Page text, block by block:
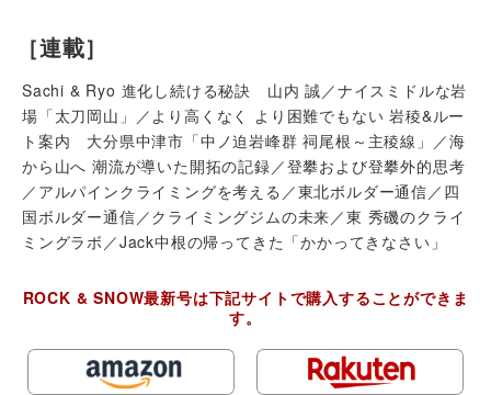
［連載］
Sachi & Ryo 進化し続ける秘訣 山内 誠／ナイスミドルな岩
場「太刀岡山」／より高くなく より困難でもない 岩稜&ルー
ト案内 大分県中津市「中ノ迫岩峰群 祠尾根～主稜線」／海
から山へ 潮流が導いた開拓の記録／登攀および登攀外的思考
／アルパインクライミングを考える／東北ボルダー通信／四
国ボルダー通信／クライミングジムの未来／東 秀磯のクライ
ミングラボ／Jack中根の帰ってきた「かかってきなさい」
ROCK & SNOW最新号は下記サイトで購入することができま
す。